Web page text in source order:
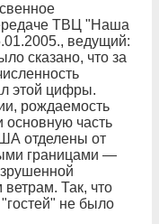
ТВЦ "Наша
ведущий:
сказано, что за
этой цифры.
рождаемость
основную часть
отделены от
границами —
ветрам. Так, что
не было